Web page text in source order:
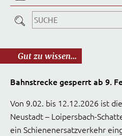
Gut zu wissen...
Bahnstrecke gesperrt ab 9.
Von 9.02. bis 12.12.2026 ist
Neustadt – Loipersbach-
ein Schienenersatzverkehr